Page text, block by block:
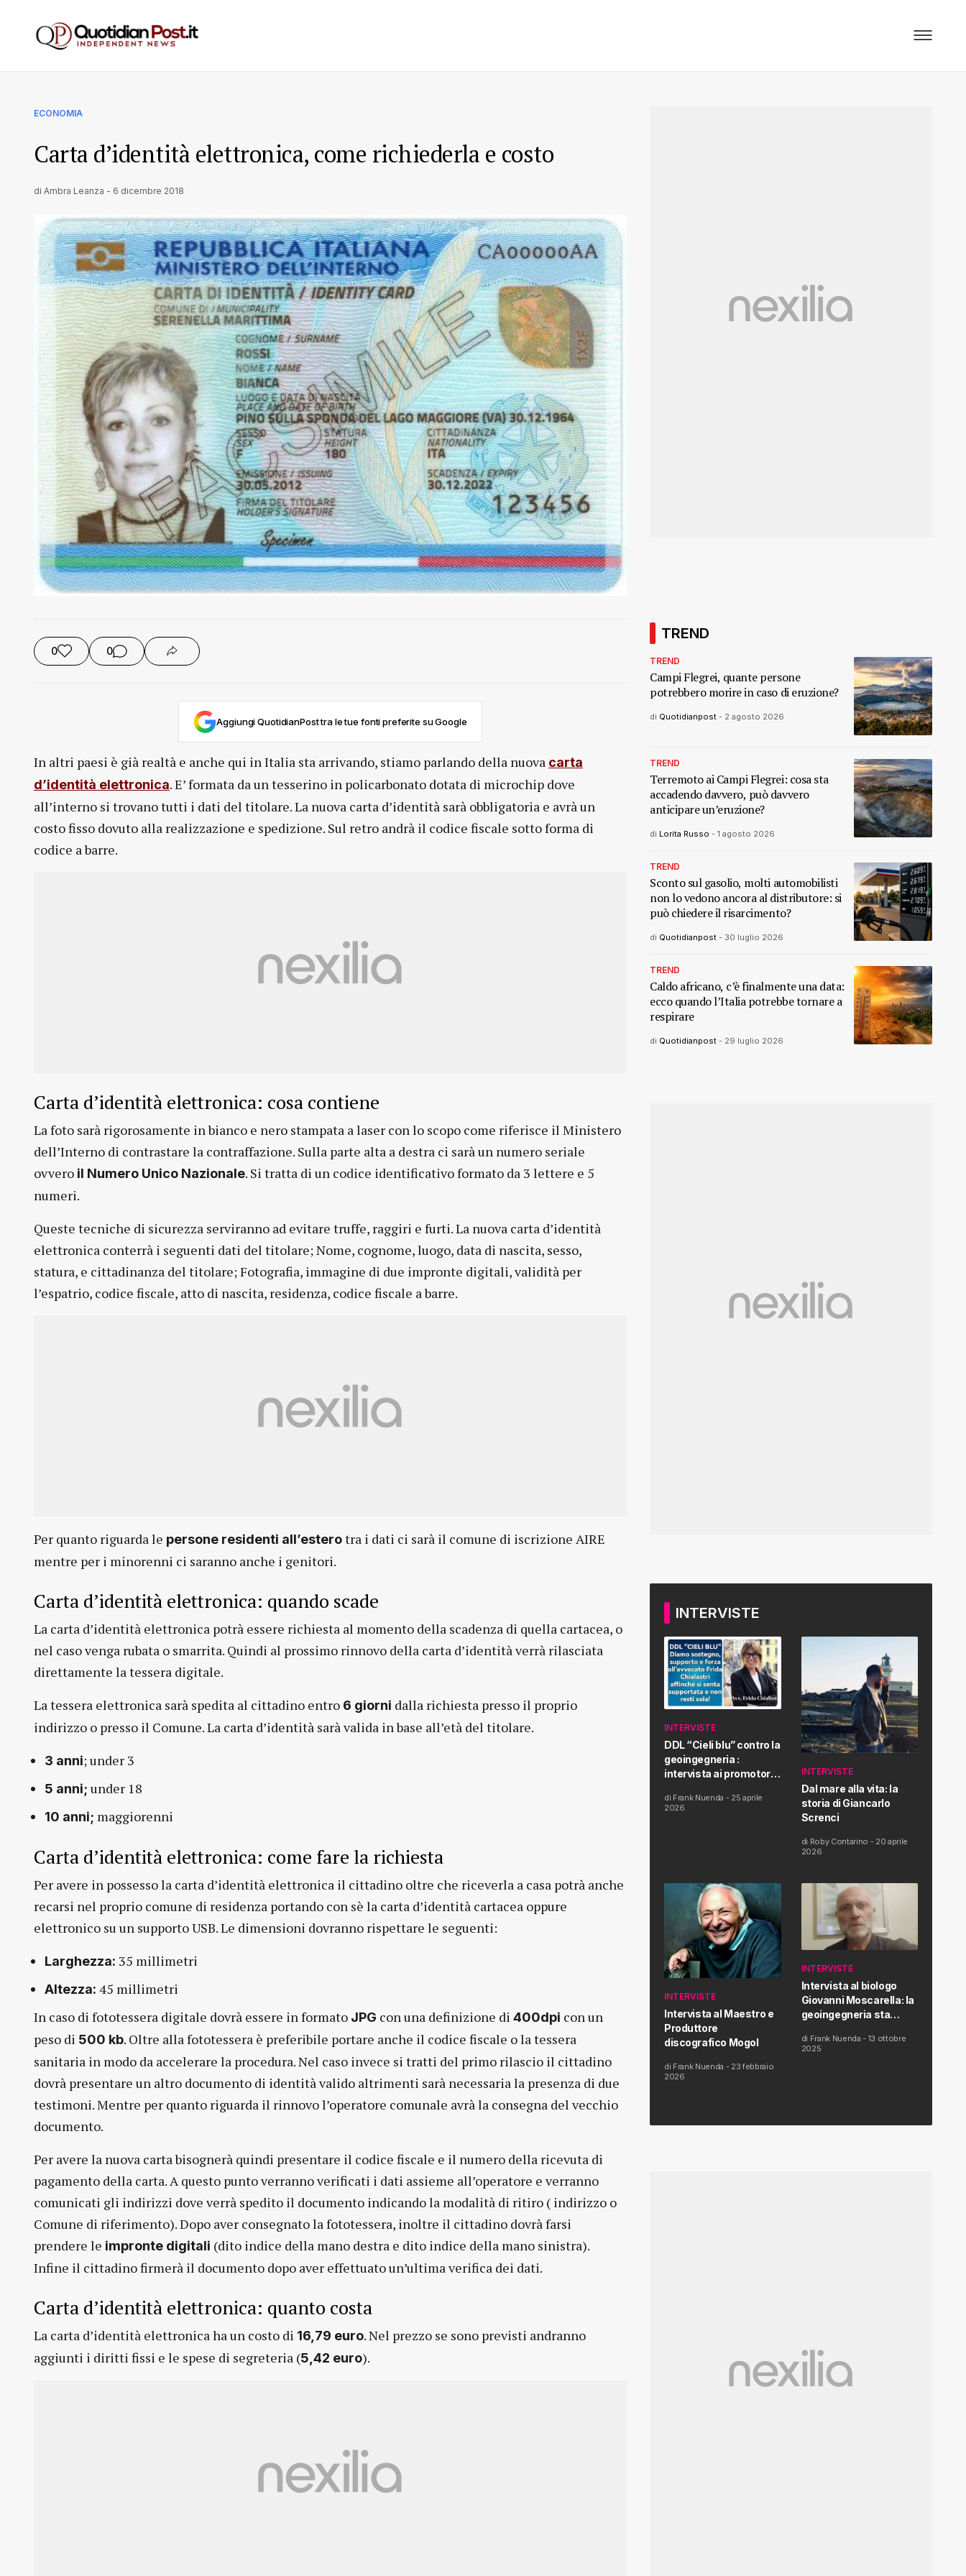
ECONOMIA
Carta d’identità elettronica, come richiederla e costo
di Ambra Leanza - 6 dicembre 2018
0 0
Aggiungi QuotidianPost tra le tue fonti preferite su Google
In altri paesi è già realtà e anche qui in Italia sta arrivando, stiamo parlando della nuova carta
d’identità elettronica. E’ formata da un tesserino in policarbonato dotata di microchip dove
all’interno si trovano tutti i dati del titolare. La nuova carta d’identità sarà obbligatoria e avrà un
costo fisso dovuto alla realizzazione e spedizione. Sul retro andrà il codice fiscale sotto forma di
codice a barre.
Carta d’identità elettronica: cosa contiene
La foto sarà rigorosamente in bianco e nero stampata a laser con lo scopo come riferisce il Ministero
dell’Interno di contrastare la contraffazione. Sulla parte alta a destra ci sarà un numero seriale
ovvero il Numero Unico Nazionale. Si tratta di un codice identificativo formato da 3 lettere e 5
numeri.
Queste tecniche di sicurezza serviranno ad evitare truffe, raggiri e furti. La nuova carta d’identità
elettronica conterrà i seguenti dati del titolare; Nome, cognome, luogo, data di nascita, sesso,
statura, e cittadinanza del titolare; Fotografia, immagine di due impronte digitali, validità per
l’espatrio, codice fiscale, atto di nascita, residenza, codice fiscale a barre.
Per quanto riguarda le persone residenti all’esterotra i dati ci sarà il comune di iscrizione AIRE
mentre per i minorenni ci saranno anche i genitori.
Carta d’identità elettronica: quando scade
La carta d’identità elettronica potrà essere richiesta al momento della scadenza di quella cartacea, o
nel caso venga rubata o smarrita. Quindi al prossimo rinnovo della carta d’identità verrà rilasciata
direttamente la tessera digitale.
La tessera elettronica sarà spedita al cittadino entro 6 giorni dalla richiesta presso il proprio
indirizzo o presso il Comune. La carta d’identità sarà valida in base all’età del titolare.
3 anni; under 3
5 anni; under 18
10 anni; maggiorenni
Carta d’identità elettronica: come fare la richiesta
Per avere in possesso la carta d’identità elettronica il cittadino oltre che riceverla a casa potrà anche
recarsi nel proprio comune di residenza portando con sè la carta d’identità cartacea oppure
elettronico su un supporto USB. Le dimensioni dovranno rispettare le seguenti:
Larghezza: 35 millimetri
Altezza: 45 millimetri
In caso di fototessera digitale dovrà essere in formato JPG con una definizione di 400dpi con un
peso di 500 kb. Oltre alla fototessera è preferibile portare anche il codice fiscale o la tessera
sanitaria in modo da accelerare la procedura. Nel caso invece si tratti del primo rilascio il cittadino
dovrà presentare un altro documento di identità valido altrimenti sarà necessaria la presenza di due
testimoni. Mentre per quanto riguarda il rinnovo l’operatore comunale avrà la consegna del vecchio
documento.
Per avere la nuova carta bisognerà quindi presentare il codice fiscale e il numero della ricevuta di
pagamento della carta. A questo punto verranno verificati i dati assieme all’operatore e verranno
comunicati gli indirizzi dove verrà spedito il documento indicando la modalità di ritiro ( indirizzo o
Comune di riferimento). Dopo aver consegnato la fototessera, inoltre il cittadino dovrà farsi
prendere le impronte digitali (dito indice della mano destra e dito indice della mano sinistra).
Infine il cittadino firmerà il documento dopo aver effettuato un’ultima verifica dei dati.
Carta d’identità elettronica: quanto costa
La carta d’identità elettronica ha un costo di 16,79 euro. Nel prezzo se sono previsti andranno
aggiunti i diritti fissi e le spese di segreteria (5,42 euro).
TREND
TREND
Campi Flegrei, quante persone
potrebbero morire in caso di eruzione?
di Quotidianpost - 2 agosto 2026
TREND
Terremoto ai Campi Flegrei: cosa sta
accadendo davvero, può davvero
anticipare un’eruzione?
di Lorita Russo - 1 agosto 2026
TREND
Sconto sul gasolio, molti automobilisti
non lo vedono ancora al distributore: si
può chiedere il risarcimento?
di Quotidianpost - 30 luglio 2026
TREND
Caldo africano, c’è finalmente una data:
ecco quando l’Italia potrebbe tornare a
respirare
di Quotidianpost - 29 luglio 2026
INTERVISTE
INTERVISTE
DDL “Cieli blu” contro la
geoingegneria :
intervista ai promotori
Proposta di Legge
di Frank Nuenda - 25 aprile
2026
INTERVISTE
Dal mare alla vita: la
storia di Giancarlo
Screnci
di Roby Contarino - 20 aprile
2026
INTERVISTE
Intervista al Maestro e
Produttore
discografico Mogol
di Frank Nuenda - 23 febbraio
2026
INTERVISTE
Intervista al biologo
Giovanni Moscarella: la
geoingegneria sta
salute dell’uomo
di Frank Nuenda - 13 ottobre
2025